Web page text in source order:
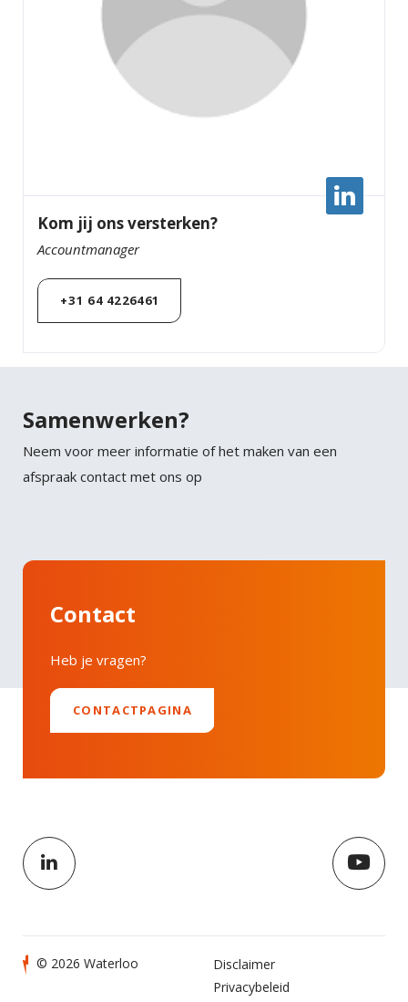
Kom jij ons versterken?
Accountmanager
+31 64 4226461
Samenwerken?
Neem voor meer informatie of het maken van een
afspraak contact met ons op
Contact
Heb je vragen?
CONTACTPAGINA
© 2026 Waterloo
Disclaimer
Privacybeleid